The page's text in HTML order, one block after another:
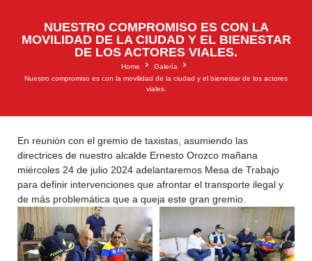
NUESTRO COMPROMISO ES CON LA
MOVILIDAD DE LA CIUDAD Y EL BIENESTAR
DE LOS ACTORES VIALES.
Home
Galería
Nuestro compromiso es con la movilidad de la ciudad y el bienestar de los actores
viales.
En reunión con el gremio de taxistas, asumiendo las
directrices de nuestro alcalde Ernesto Orozco mañana
miércoles 24 de julio 2024 adelantaremos Mesa de Trabajo
para definir intervenciones que afrontar el transporte ilegal y
de más problemática que a queja este gran gremio.